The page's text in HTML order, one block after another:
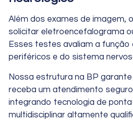
Além dos exames de imagem,
solicitar eletroencefalograma
Esses testes avaliam a função
periféricos e do sistema
Nossa estrutura na BP
receba um atendimento
integrando tecnologia de
multidisciplinar altamente